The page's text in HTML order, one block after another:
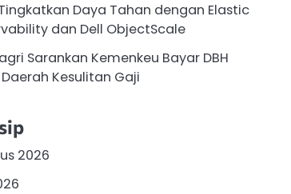
Tingkatkan Daya Tahan dengan Elastic
dan Dell ObjectScale
Sarankan Kemenkeu Bayar DBH
Kesulitan Gaji
2026